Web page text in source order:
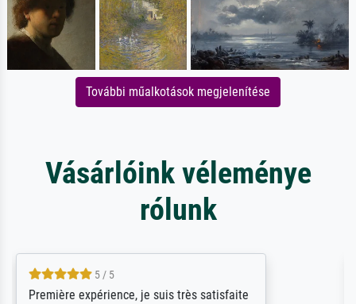
További műalkotások megjelenítése
Vásárlóink véleménye
rólunk
ik beoordeel Meisterdrucke zeer positief.